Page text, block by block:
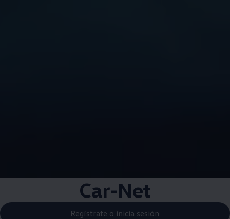
Car-Net
Regístrate o inicia sesión